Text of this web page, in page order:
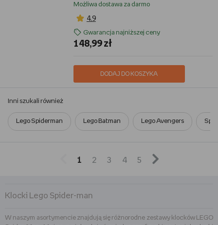
Możliwa dostawa za darmo
4,9
Gwarancja najniższej ceny
148,99 zł
DODAJ DO KOSZYKA
Inni szukali również
Lego Spiderman Lego Batman Lego Avengers
1 2 3 4 5 
Klocki Lego Spider-man
W naszym asortymencie znajdują się różnorodne zestawy klocków LEGO